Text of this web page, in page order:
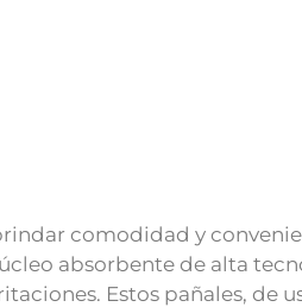
comodidad y
absorbente de alta
Estos pañales, de